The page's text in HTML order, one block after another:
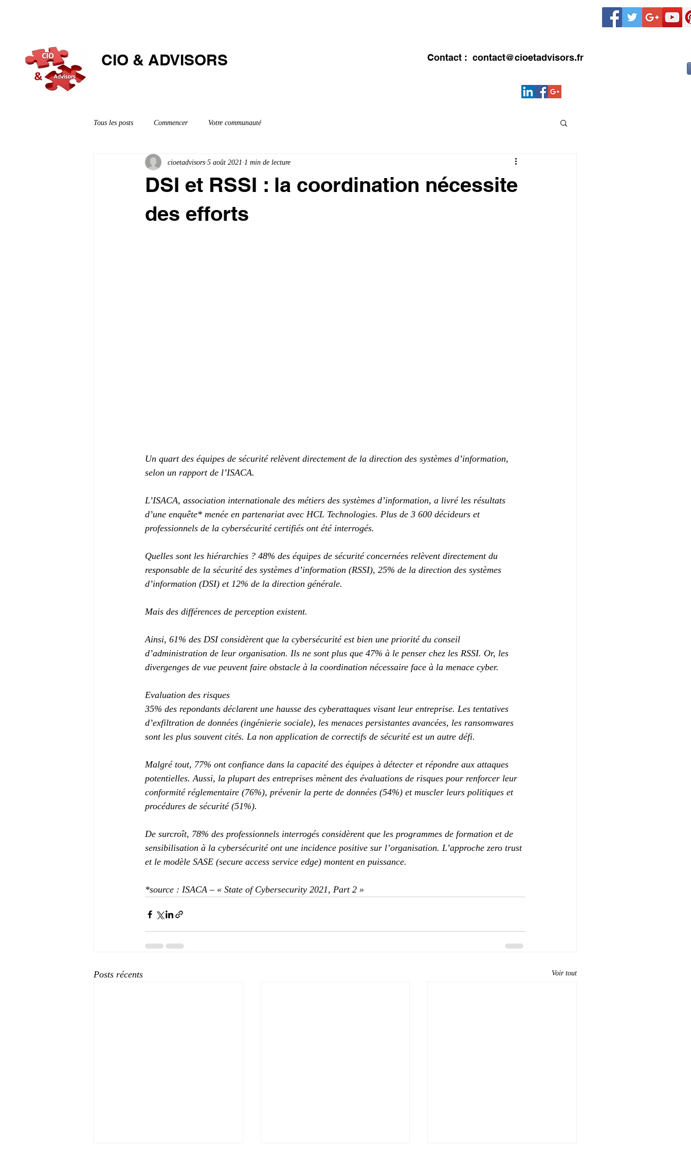
CIO & ​ADVISORS Contact : contact@cioetadvisors.fr
Tous les posts Commencer Votre communauté
DSI et RSSI : la coordination nécessite
des efforts
cioetadvisors 5 août 2021 1 min de lecture
Un quart des équipes de sécurité relèvent directement de la direction des systèmes d’information,
selon un rapport de l’ISACA.
L’ISACA, association internationale des métiers des systèmes d’information, a livré les résultats
d’une enquête* menée en partenariat avec HCL Technologies. Plus de 3 600 décideurs et
professionnels de la cybersécurité certifiés ont été interrogés.
Quelles sont les hiérarchies ? 48% des équipes de sécurité concernées relèvent directement du
responsable de la sécurité des systèmes d’information (RSSI), 25% de la direction des systèmes
d’information (DSI) et 12% de la direction générale.
Mais des différences de perception existent.
Ainsi, 61% des DSI considèrent que la cybersécurité est bien une priorité du conseil
d’administration de leur organisation. Ils ne sont plus que 47% à le penser chez les RSSI. Or, les
divergenges de vue peuvent faire obstacle à la coordination nécessaire face à la menace cyber.
Evaluation des risques
35% des repondants déclarent une hausse des cyberattaques visant leur entreprise. Les tentatives
d’exfiltration de données (ingénierie sociale), les menaces persistantes avancées, les ransomwares
sont les plus souvent cités. La non application de correctifs de sécurité est un autre défi.
Malgré tout, 77% ont confiance dans la capacité des équipes à détecter et répondre aux attaques
potentielles. Aussi, la plupart des entreprises mènent des évaluations de risques pour renforcer leur
conformité réglementaire (76%), prévenir la perte de données (54%) et muscler leurs politiques et
procédures de sécurité (51%).
De surcroît, 78% des professionnels interrogés considèrent que les programmes de formation et de
sensibilisation à la cybersécurité ont une incidence positive sur l’organisation. L’approche zero trust
et le modèle SASE (secure access service edge) montent en puissance.
*source : ISACA – « State of Cybersecurity 2021, Part 2 »
Posts récents Voir tout